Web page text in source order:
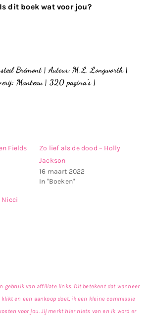
dit boek wat voor jou?
Brémont | Auteur: M.L. Longworth |
Manteau | 320 pagina’s |
Fields
Zo lief als de dood – Holly
Jackson
16 maart 2022
In "Boeken"
Nicci
gebruik van affiliate links. Dit betekent dat wanneer
en een aankoop doet, ik een kleine commissie
voor jou. Jij merkt hier niets van en ik word er